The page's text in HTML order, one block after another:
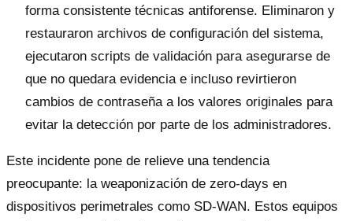
forma consistente técnicas antiforense. Eliminaron y
restauraron archivos de configuración del sistema,
ejecutaron scripts de validación para asegurarse de
que no quedara evidencia e incluso revirtieron
cambios de contraseña a los valores originales para
evitar la detección por parte de los administradores.
Este incidente pone de relieve una tendencia
preocupante: la weaponización de zero-days en
dispositivos perimetrales como SD-WAN. Estos equipos